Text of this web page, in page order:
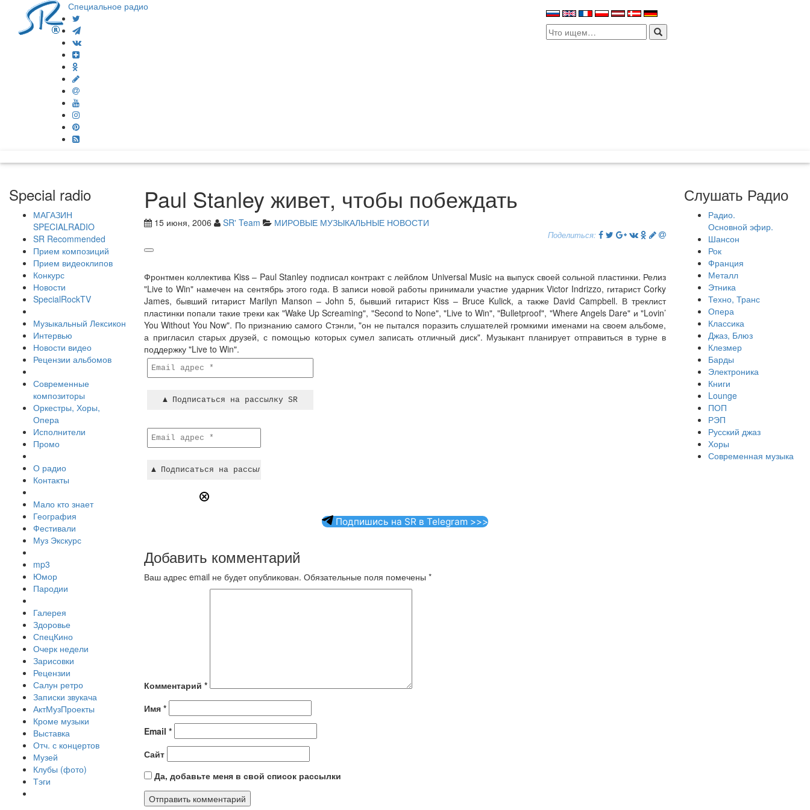
Специальное радио
Search
for:
Special radio
МАГАЗИН
SPECIALRADIO
SR Recommended
Прием композиций
Прием видеоклипов
Конкурс
Новости
SpecialRockTV
Музыкальный Лексикон
Интервью
Новости видео
Рецензии альбомов
Современные
композиторы
Оркестры, Хоры,
Опера
Исполнители
Промо
О радио
Контакты
Мало кто знает
География
Фестивали
Муз Экскурс
mp3
Юмор
Пародии
Галерея
Здоровье
СпецКино
Очерк недели
Зарисовки
Рецензии
Салун ретро
Записки звукача
АктМузПроекты
Кроме музыки
Выставка
Отч. с концертов
Музей
Клубы (фото)
Тэги
Paul Stanley живет, чтобы побеждать
15 июня, 2006 SR' Team МИРОВЫЕ МУЗЫКАЛЬНЫЕ НОВОСТИ
Поделиться:
Фронтмен коллектива Kiss – Paul Stanley подписал контракт с лейблом Universal Music на выпуск своей сольной пластинки. Релиз
"Live to Win" намечен на сентябрь этого года. В записи новой работы принимали участие ударник Victor Indrizzo, гитарист Corky
James, бывший гитарист Marilyn Manson – John 5, бывший гитарист Kiss – Bruce Kulick, а также David Campbell. В треклист
пластинки попали такие треки как "Wake Up Screaming", "Second to None", "Live to Win", "Bulletproof", "Where Angels Dare" и "Lovin’
You Without You Now". По признанию самого Стэнли, "он не пытался поразить слушателей громкими именами на своем альбоме,
а пригласил старых друзей, с помощью которых сумел записать отличный диск". Музыкант планирует отправиться в турне в
поддержку "Live to Win".
Подпишись на SR в Telegram >>>
Добавить комментарий
Ваш адрес email не будет опубликован. Обязательные поля помечены *
Комментарий *
Имя *
Email *
Сайт
Да, добавьте меня в свой список рассылки
Слушать Радио
Радио.
Основной эфир.
Шансон
Рок
Франция
Металл
Этника
Техно, Транс
Опера
Классика
Джаз, Блюз
Клезмер
Барды
Электроника
Книги
Lounge
ПОП
РЭП
Русский джаз
Хоры
Современная музыка